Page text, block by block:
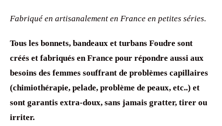
Fabriqué en artisanalement en France en petites séries.
Tous les bonnets, bandeaux et turbans Foudre sont
créés et fabriqués en France pour répondre aussi aux
besoins des femmes souffrant de problèmes capillaires
(chimiothérapie, pelade, problème de peaux, etc..) et
sont garantis extra-doux, sans jamais gratter, tirer ou
irriter.